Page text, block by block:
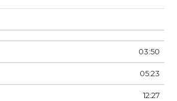
03:50
05:23
12:27